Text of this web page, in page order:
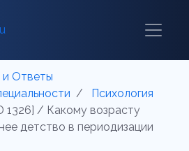
Ответы
Психология
1326] / Какому возрасту
детство в периодизации